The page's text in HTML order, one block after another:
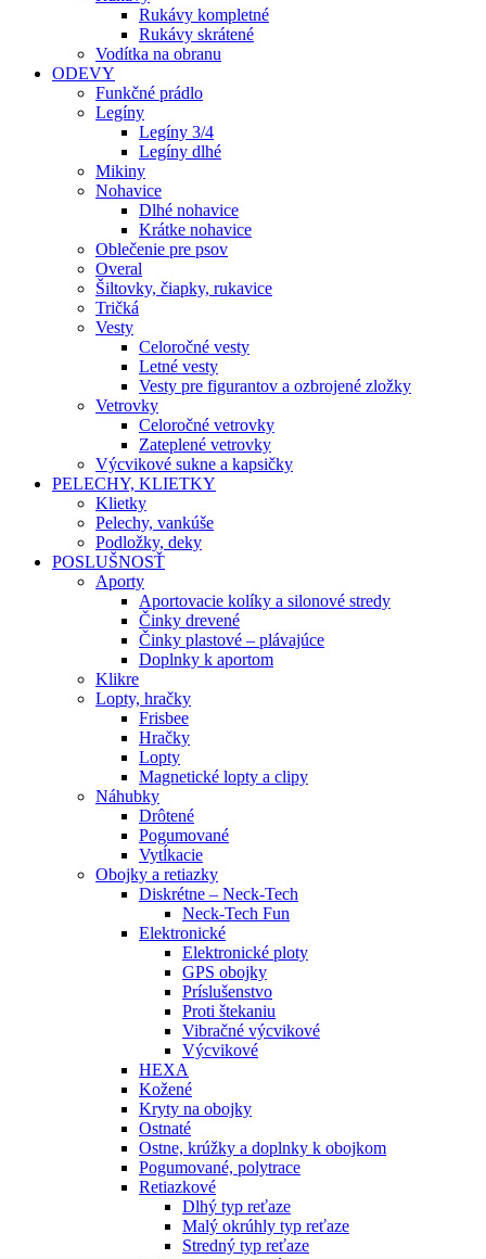
Rukávy kompletné
Rukávy skrátené
Vodítka na obranu
ODEVY
Funkčné prádlo
Legíny
Legíny 3/4
Legíny dlhé
Mikiny
Nohavice
Dlhé nohavice
Krátke nohavice
Oblečenie pre psov
Overal
Šiltovky, čiapky, rukavice
Tričká
Vesty
Celoročné vesty
Letné vesty
Vesty pre figurantov a ozbrojené zložky
Vetrovky
Celoročné vetrovky
Zateplené vetrovky
Výcvikové sukne a kapsičky
PELECHY, KLIETKY
Klietky
Pelechy, vankúše
Podložky, deky
POSLUŠNOSŤ
Aporty
Aportovacie kolíky a silonové stredy
Činky drevené
Činky plastové – plávajúce
Doplnky k aportom
Klikre
Lopty, hračky
Frisbee
Hračky
Lopty
Magnetické lopty a clipy
Náhubky
Drôtené
Pogumované
Vytĺkacie
Obojky a retiazky
Diskrétne – Neck-Tech
Neck-Tech Fun
Elektronické
Elektronické ploty
GPS obojky
Príslušenstvo
Proti štekaniu
Vibračné výcvikové
Výcvikové
HEXA
Kožené
Kryty na obojky
Ostnaté
Ostne, krúžky a doplnky k obojkom
Pogumované, polytrace
Retiazkové
Dlhý typ reťaze
Malý okrúhly typ reťaze
Stredný typ reťaze